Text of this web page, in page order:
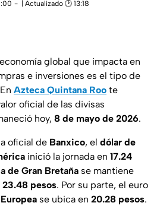
| Actualizado 🕑 13:18
global que impacta en
e inversiones es el tipo de
Azteca Quintana Roo te
oficial de las divisas
hoy, 8 de mayo de 2026.
oficial de Banxico, el dólar de
inició la jornada en 17.24
de Gran Bretaña se mantiene
23.48 pesos. Por su parte, el euro
se ubica en 20.28 pesos.